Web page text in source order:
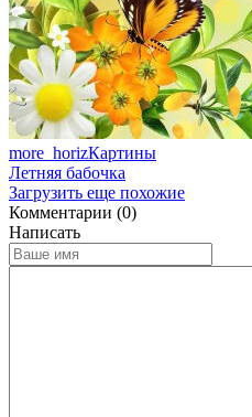
more_horizКартины
Летняя бабочка
Загрузить еще похожие
Комментарии (0)
Написать